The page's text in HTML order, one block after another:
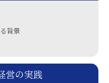
背景
営の実践